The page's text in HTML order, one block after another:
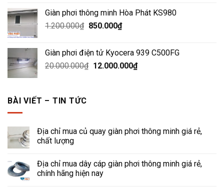
là:
3.000.000₫.
tại
Giàn phơi thông minh Hòa Phát KS980
1.200.000₫ Giá
1.200.000₫.
850.000₫Giá
là:
850.000₫.
Giàn phơi điện tử Kyocera 939 C500FG
20.000.000₫ Giá
12.000.000₫Giá
BÀI VIẾT – TIN TỨC
Địa chỉ mua củ quay giàn phơi thông minh giá rẻ,
chất lượng
Địa chỉ mua dây cáp giàn phơi thông minh giá rẻ,
chính hãng hiện nay